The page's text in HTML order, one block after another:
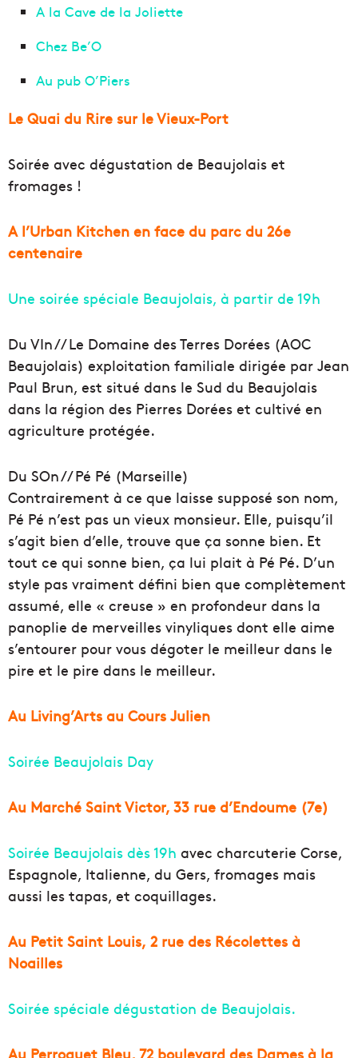
A la Cave de la Joliette
Chez Be’O
Au pub O’Piers
Le Quai du Rire sur le Vieux-Port
Soirée avec dégustation de Beaujolais et
fromages !
A l’Urban Kitchen en face du parc du 26e
centenaire
Une soirée spéciale Beaujolais, à partir de 19h
Du VIn // Le Domaine des Terres Dorées (AOC
Beaujolais) exploitation familiale dirigée par Jean
Paul Brun, est situé dans le Sud du Beaujolais
dans la région des Pierres Dorées et cultivé en
agriculture protégée.
Du SOn // Pé Pé (Marseille)
Contrairement à ce que laisse supposé son nom,
Pé Pé n’est pas un vieux monsieur. Elle, puisqu’il
s’agit bien d’elle, trouve que ça sonne bien. Et
tout ce qui sonne bien, ça lui plait à Pé Pé. D’un
style pas vraiment défini bien que complètement
assumé, elle « creuse » en profondeur dans la
panoplie de merveilles vinyliques dont elle aime
s’entourer pour vous dégoter le meilleur dans le
pire et le pire dans le meilleur.
Au Living’Arts au Cours Julien
Soirée Beaujolais Day
Au Marché Saint Victor, 33 rue d’Endoume (7e)
Soirée Beaujolais dès 19h avec charcuterie Corse,
Espagnole, Italienne, du Gers, fromages mais
aussi les tapas, et coquillages.
Au Petit Saint Louis, 2 rue des Récolettes à
Noailles
Soirée spéciale dégustation de Beaujolais.
Au Perroquet Bleu, 72 boulevard des Dames à la